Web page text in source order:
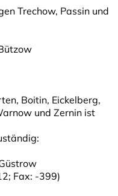
Trechow, Passin und
Boitin, Eickelberg,
und Zernin ist
Fax: -399)